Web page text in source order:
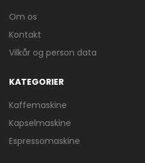
Om os
Kontakt
Vilkår og person data
KATEGORIER
Kaffemaskine
Kapselmaskine
Espressomaskine